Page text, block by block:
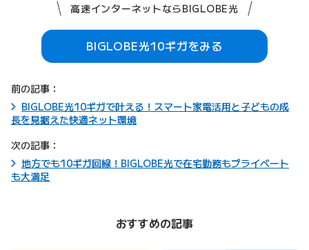
高速インターネットならBIGLOBE光
BIGLOBE光10ギガをみる
前の記事：
BIGLOBE光10ギガで叶える！スマート家電活用と子どもの成
長を見据えた快適ネット環境
次の記事：
地方でも10ギガ回線！BIGLOBE光で在宅勤務もプライベート
も大満足
おすすめの記事